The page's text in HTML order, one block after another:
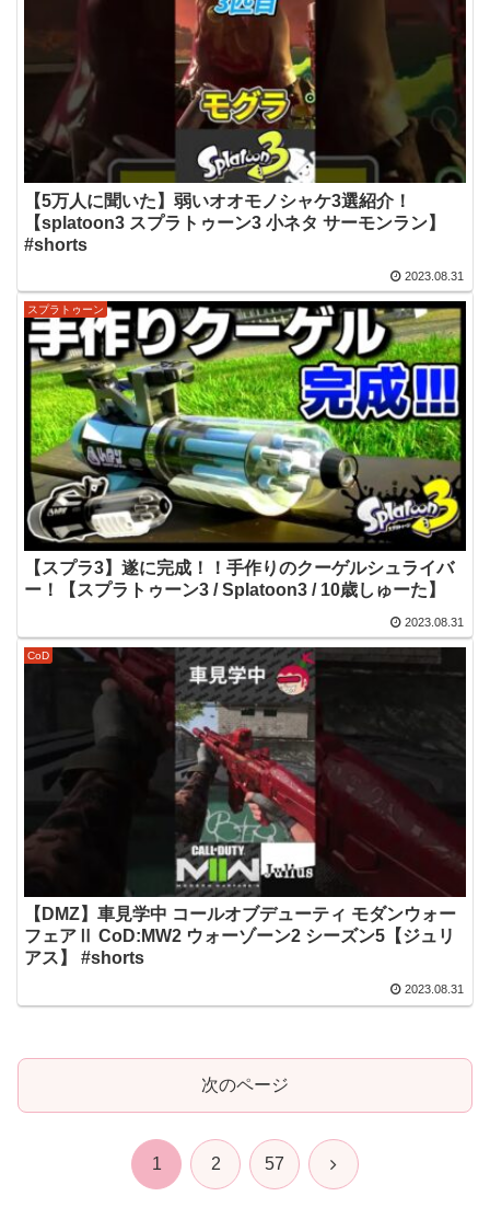
【5万人に聞いた】弱いオオモノシャケ3選紹介！
【splatoon3 スプラトゥーン3 小ネタ サーモンラン】
#shorts
2023.08.31
スプラトゥーン
【スプラ3】遂に完成！！手作りのクーゲルシュライバ
ー！【スプラトゥーン3 / Splatoon3 / 10歳しゅーた】
2023.08.31
CoD
【DMZ】車見学中 コールオブデューティ モダンウォー
フェアⅡ CoD:MW2 ウォーゾーン2 シーズン5【ジュリ
アス】 #shorts
2023.08.31
次のページ
1 2 57 次